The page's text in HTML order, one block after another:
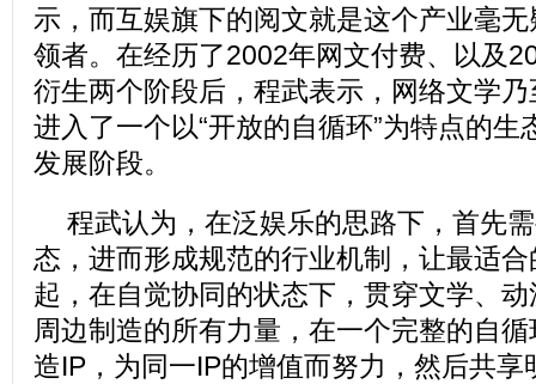
示，而互娱旗下的阅文就是这个产业毫
领者。在经历了2002年网文付费、以及
衍生两个阶段后，程武表示，网络文学
进入了一个以“开放的自循环”为特点的生
发展阶段。
程武认为，在泛娱乐的思路下，首先
态，进而形成规范的行业机制，让最适
起，在自觉协同的状态下，贯穿文学、
周边制造的所有力量，在一个完整的自
造IP，为同一IP的增值而努力，然后共享